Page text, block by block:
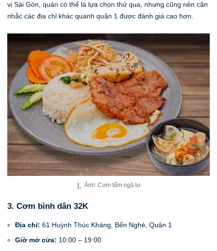
vị Sài Gòn, quán có thể là lựa chọn thử qua, nhưng cũng nên cân
nhắc các địa chỉ khác quanh quận 1 được đánh giá cao hơn.
Ảnh: Cơm tấm ngã tư
3. Cơm bình dân 32K
Địa chỉ: 61 Huỳnh Thúc Kháng, Bến Nghé, Quận 1
Giờ mở cửa: 10:00 – 19:00